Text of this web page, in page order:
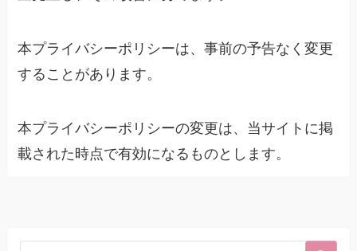
本プライバシーポリシーは、事前の予告なく変更
することがあります。
本プライバシーポリシーの変更は、当サイトに掲
載された時点で有効になるものとします。